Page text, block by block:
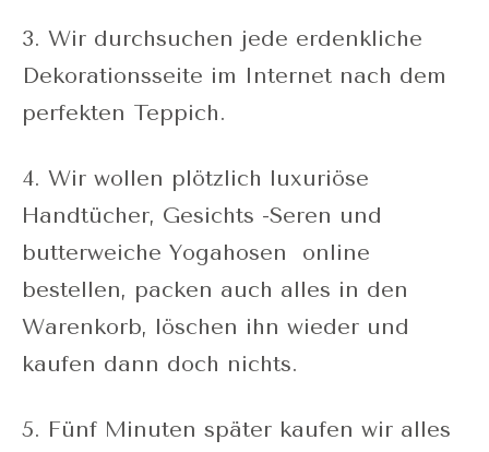
3. Wir durchsuchen jede erdenkliche
Dekorationsseite im Internet nach dem
perfekten Teppich.
4. Wir wollen plötzlich luxuriöse
Handtücher, Gesichts -Seren und
butterweiche Yogahosen online
bestellen, packen auch alles in den
Warenkorb, löschen ihn wieder und
kaufen dann doch nichts.
5. Fünf Minuten später kaufen wir alles